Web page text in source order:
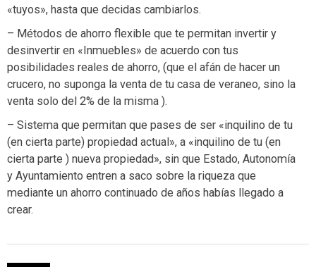
«tuyos», hasta que decidas cambiarlos.
– Métodos de ahorro flexible que te permitan invertir y
desinvertir en «Inmuebles» de acuerdo con tus
posibilidades reales de ahorro, (que el afán de hacer un
crucero, no suponga la venta de tu casa de veraneo, sino la
venta solo del 2% de la misma ).
– Sistema que permitan que pases de ser «inquilino de tu
(en cierta parte) propiedad actual», a «inquilino de tu (en
cierta parte ) nueva propiedad», sin que Estado, Autonomía
y Ayuntamiento entren a saco sobre la riqueza que
mediante un ahorro continuado de años habías llegado a
crear.